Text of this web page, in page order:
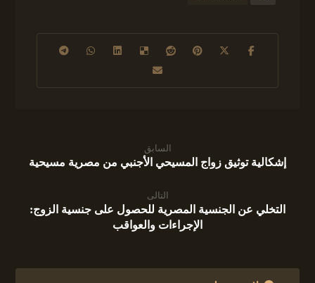
السابق
إشكالية توثيق زواج المسيحي الأجنبي من مصرية مسيحية
التالى
التخلي عن الجنسية المصرية للحصول على جنسية الزوج:
الإجراءات والعواقب